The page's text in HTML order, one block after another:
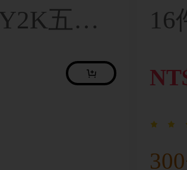
五角
學、派
16
形